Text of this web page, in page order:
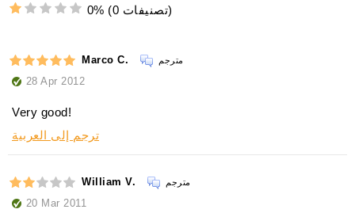
0%
(0 تصنيفات)
Marco C. مترجم
28 Apr 2012
Very good!
ترجم إلى العربية
William V. مترجم
20 Mar 2011